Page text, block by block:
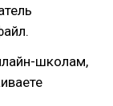
школам,